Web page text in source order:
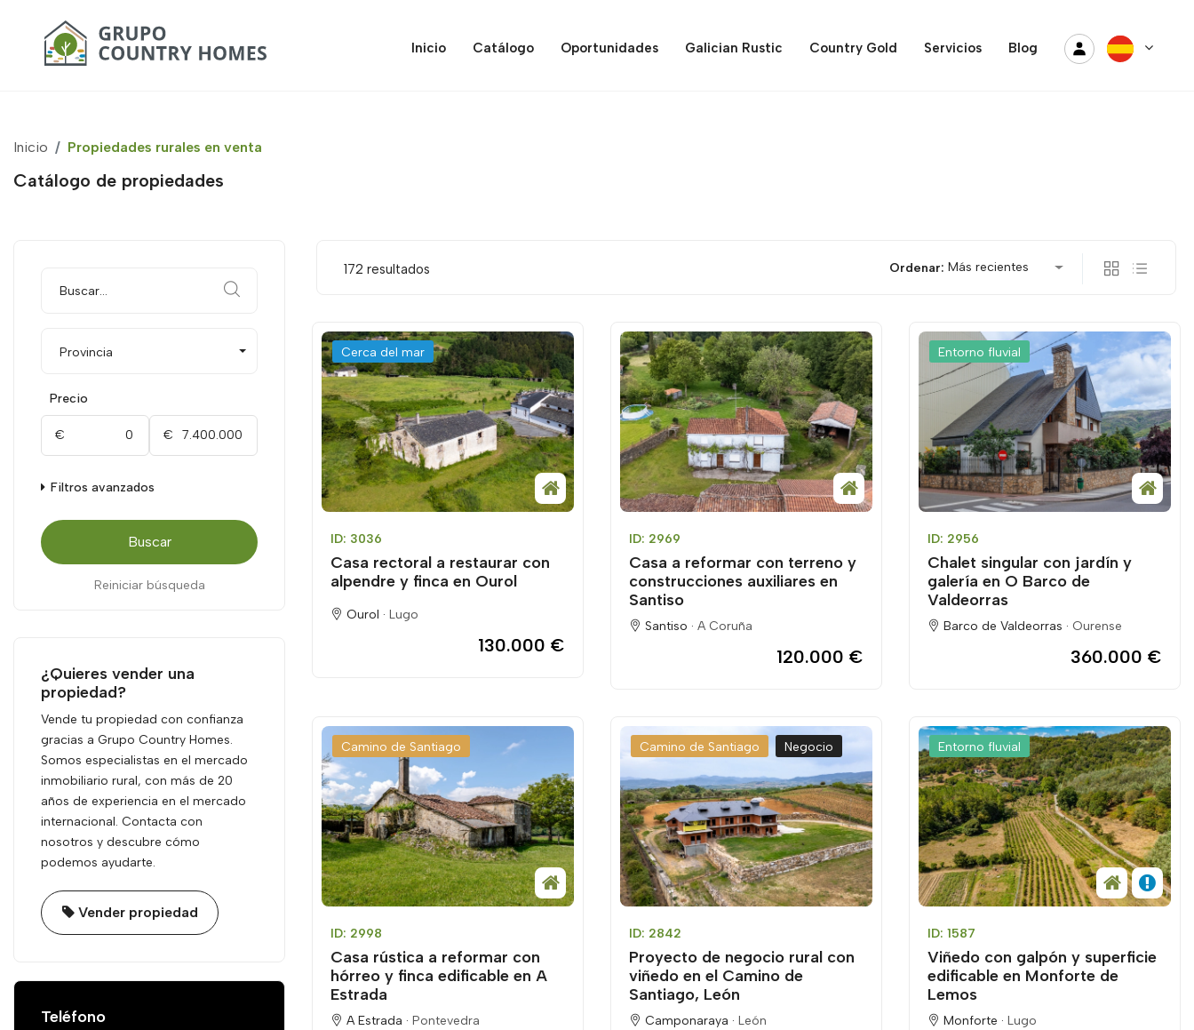
Inicio Catálogo Oportunidades Galician Rustic Country Gold Servicios Blog
Inicio Propiedades rurales en venta
Catálogo de propiedades
Provincia
Precio
€ €
Filtros avanzados
Buscar
Reiniciar búsqueda
¿Quieres vender una
propiedad?
Vende tu propiedad con confianza
gracias a Grupo Country Homes.
Somos especialistas en el mercado
inmobiliario rural, con más de 20
años de experiencia en el mercado
internacional. Contacta con
nosotros y descubre cómo
podemos ayudarte.
Vender propiedad
Teléfono
172 resultados Ordenar: Más recientes
Cerca del mar
ID: 3036
Casa rectoral a restaurar con
alpendre y finca en Ourol
Ourol · Lugo
130.000 €
ID: 2969
Casa a reformar con terreno y
construcciones auxiliares en
Santiso
Santiso · A Coruña
120.000 €
Entorno fluvial
ID: 2956
Chalet singular con jardín y
galería en O Barco de
Valdeorras
Barco de Valdeorras · Ourense
360.000 €
Camino de Santiago
ID: 2998
Casa rústica a reformar con
hórreo y finca edificable en A
Estrada
A Estrada · Pontevedra
Camino de Santiago Negocio
ID: 2842
Proyecto de negocio rural con
viñedo en el Camino de
Santiago, León
Camponaraya · León
Entorno fluvial
ID: 1587
Viñedo con galpón y superficie
edificable en Monforte de
Lemos
Monforte · Lugo